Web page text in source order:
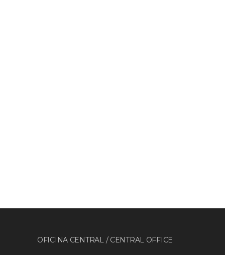
OFICINA CENTRAL / CENTRAL OFFICE